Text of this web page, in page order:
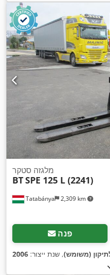
Tatabánya 2,309 km
מלגזה סטקר
BTSPE 125 L (2241)
פנה
(משומש), שנת ייצור: 2006